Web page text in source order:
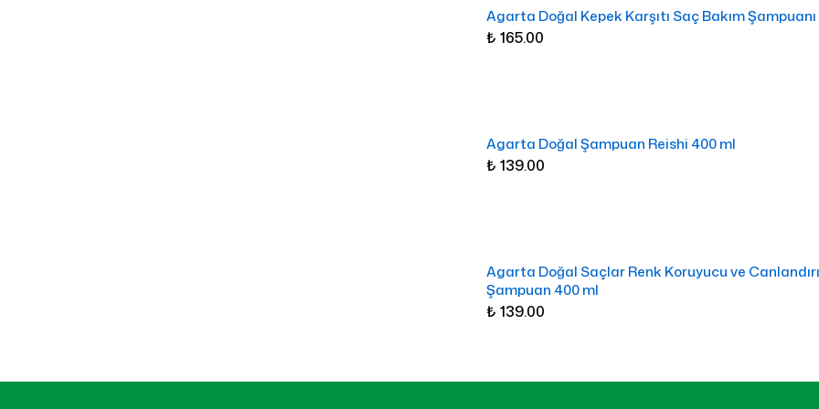
Agarta Doğal Kepek Karşıtı Saç Bakım Şampuanı
₺ 165.00
Agarta Doğal Şampuan Reishi 400 ml
₺ 139.00
Agarta Doğal Saçlar Renk Koruyucu ve
Şampuan 400 ml
₺ 139.00